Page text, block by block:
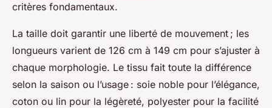
critères fondamentaux.
La taille doit garantir une liberté de mouvement ; les
longueurs varient de 126 cm à 149 cm pour s’ajuster à
chaque morphologie. Le tissu fait toute la différence
selon la saison ou l’usage : soie noble pour l’élégance,
coton ou lin pour la légèreté, polyester pour la facilité